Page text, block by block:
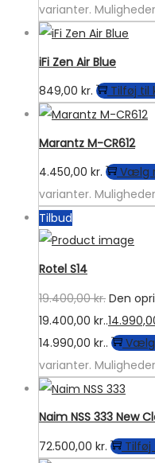
varianter.
iFi Zen Air Blue
849,00 kr. Tilføj til
Marantz M-CR612
4.450,00 kr. Vælg
varianter.
Tilbud
Rotel S14
19.400,00kr. Den
19.400,00 kr..
14.990,00 kr..
varianter.
Naim NSS 333 New
72.500,00 kr. Tilføj